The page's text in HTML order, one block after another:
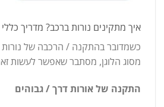
איך מתקינים נורות ברכב? מדריך כללי
כשמדובר בהתקנה / הרכבה של
מסוג הלוגן, מסתבר שאפשר לעשות
התקנה של אורות דרך / גבוהים